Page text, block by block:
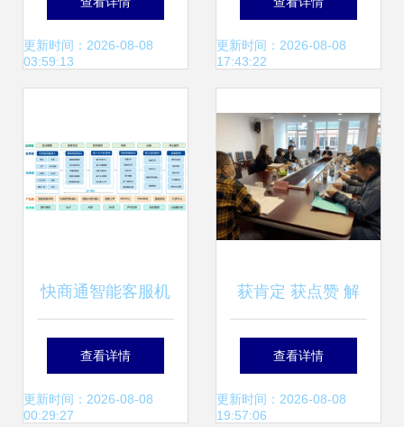
明AI技术在教育咨
更新时间：2026-08-08
03:59:13
促销与教育咨询服
更新时间：2026-08-08
17:43:22
快商通智能客服机
器人 人机协作实现
教育咨询服务的智
查看详情
更新时间：2026-08-08
00:29:27
获肯定 获点赞 解
锁2020成华民办教
育审批服务亮点
查看详情
更新时间：2026-08-08
19:57:06